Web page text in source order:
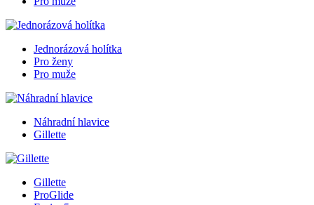
Jednorázová holítka
Pro ženy
Pro muže
Náhradní hlavice
Gillette
Gillette
ProGlide